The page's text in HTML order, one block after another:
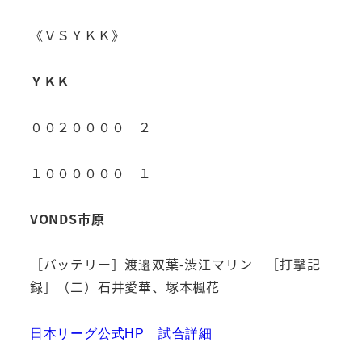
《ＶＳＹＫＫ》
ＹＫＫ
００２００００ ２
１００００００ １
VONDS市原
［バッテリー］渡邉双葉-渋江マリン ［打撃記
録］（二）石井愛華、塚本楓花
日本リーグ公式HP 試合詳細